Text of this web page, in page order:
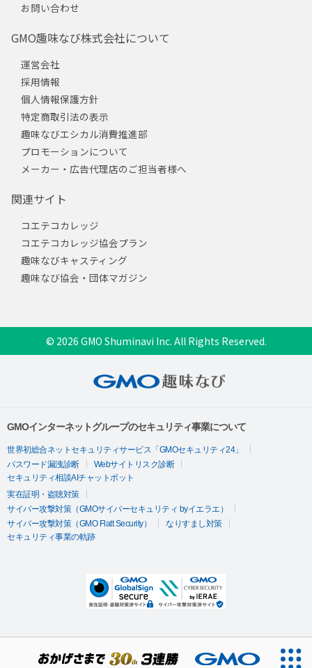
お問い合わせ
GMO趣味なび株式会社について
運営会社
採用情報
個人情報保護方針
特定商取引法の表示
趣味なびエシカル消費推進部
プロモーションについて
メーカー・広告代理店のご担当者様へ
関連サイト
コエテコカレッジ
コエテコカレッジ協会プラン
趣味なびキャスティング
趣味なび協会・団体マガジン
© 2026 GMO Shuminavi Inc. All Rights Reserved.